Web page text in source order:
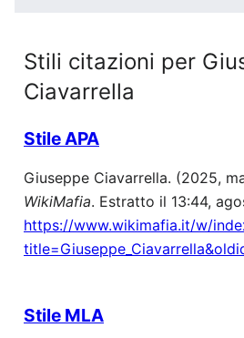
Stili citazioni per
Ciavarrella
Stile APA
Giuseppe Ciavarrella. (2025,
WikiMafia. Estratto il 13:44,
https://www.wikimafia.it/w/
Stile MLA